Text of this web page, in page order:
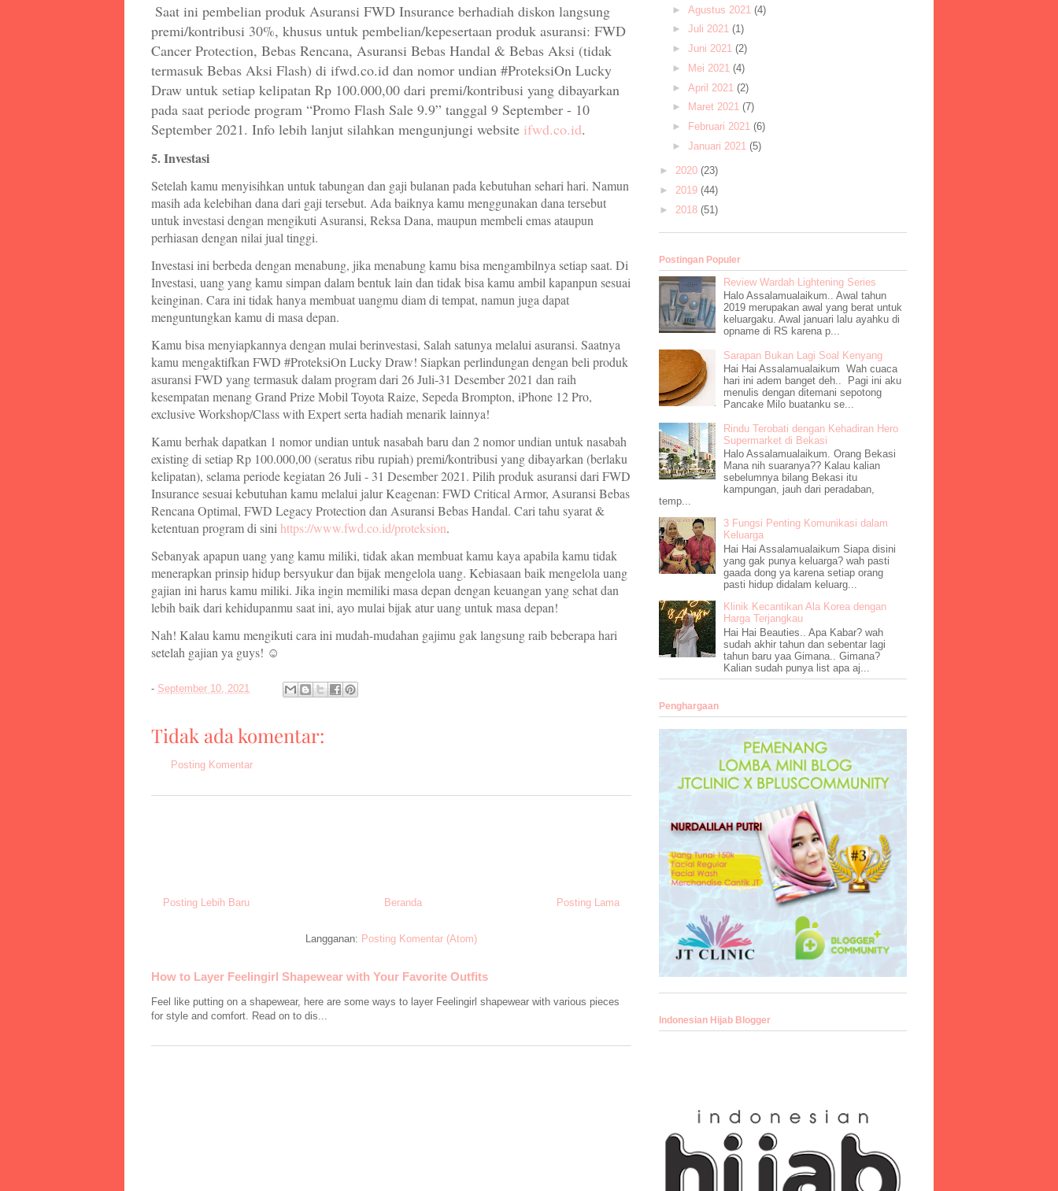
Saat ini pembelian produk Asuransi FWD Insurance berhadiah diskon langsung
premi/kontribusi 30%, khusus untuk pembelian/kepesertaan produk asuransi: FWD
Cancer Protection, Bebas Rencana, Asuransi Bebas Handal & Bebas Aksi (tidak
termasuk Bebas Aksi Flash) di ifwd.co.id dan nomor undian #ProteksiOn Lucky
Draw untuk setiap kelipatan Rp 100.000,00 dari premi/kontribusi yang dibayarkan
pada saat periode program “Promo Flash Sale 9.9” tanggal 9 September - 10
September 2021. Info lebih lanjut silahkan mengunjungi website ifwd.co.id.
5. Investasi
Setelah kamu menyisihkan untuk tabungan dan gaji bulanan pada kebutuhan sehari hari. Namun
masih ada kelebihan dana dari gaji tersebut. Ada baiknya kamu menggunakan dana tersebut
untuk investasi dengan mengikuti Asuransi, Reksa Dana, maupun membeli emas ataupun
perhiasan dengan nilai jual tinggi.
Investasi ini berbeda dengan menabung, jika menabung kamu bisa mengambilnya setiap saat. Di
Investasi, uang yang kamu simpan dalam bentuk lain dan tidak bisa kamu ambil kapanpun sesuai
keinginan. Cara ini tidak hanya membuat uangmu diam di tempat, namun juga dapat
menguntungkan kamu di masa depan.
Kamu bisa menyiapkannya dengan mulai berinvestasi, Salah satunya melalui asuransi. Saatnya
kamu mengaktifkan FWD #ProteksiOn Lucky Draw! Siapkan perlindungan dengan beli produk
asuransi FWD yang termasuk dalam program dari 26 Juli-31 Desember 2021 dan raih
kesempatan menang Grand Prize Mobil Toyota Raize, Sepeda Brompton, iPhone 12 Pro,
exclusive Workshop/Class with Expert serta hadiah menarik lainnya!
Kamu berhak dapatkan 1 nomor undian untuk nasabah baru dan 2 nomor undian untuk nasabah
existing di setiap Rp 100.000,00 (seratus ribu rupiah) premi/kontribusi yang dibayarkan (berlaku
kelipatan), selama periode kegiatan 26 Juli - 31 Desember 2021. Pilih produk asuransi dari FWD
Insurance sesuai kebutuhan kamu melalui jalur Keagenan: FWD Critical Armor, Asuransi Bebas
Rencana Optimal, FWD Legacy Protection dan Asuransi Bebas Handal. Cari tahu syarat &
ketentuan program di sini https://www.fwd.co.id/proteksion.
Sebanyak apapun uang yang kamu miliki, tidak akan membuat kamu kaya apabila kamu tidak
menerapkan prinsip hidup bersyukur dan bijak mengelola uang. Kebiasaan baik mengelola uang
gajian ini harus kamu miliki. Jika ingin memiliki masa depan dengan keuangan yang sehat dan
lebih baik dari kehidupanmu saat ini, ayo mulai bijak atur uang untuk masa depan!
Nah! Kalau kamu mengikuti cara ini mudah-mudahan gajimu gak langsung raib beberapa hari
setelah gajian ya guys! ☺
- September 10, 2021
Tidak ada komentar:
Posting Komentar
Posting Lebih Baru Posting Lama
Beranda
Langganan: Posting Komentar (Atom)
How to Layer Feelingirl Shapewear with Your Favorite Outfits
Feel like putting on a shapewear, here are some ways to layer Feelingirl shapewear with various pieces
for style and comfort. Read on to dis...
► Agustus 2021 (4)
► Juli 2021 (1)
► Juni 2021 (2)
►
Mei 2021 (4)
► April 2021 (2)
►
Maret 2021 (7)
►
Februari 2021 (6)
► Januari 2021 (5)
► 2020 (23)
► 2019 (44)
► 2018 (51)
Postingan Populer
Review Wardah Lightening Series
Halo Assalamualaikum.. Awal tahun
2019 merupakan awal yang berat untuk
keluargaku. Awal januari lalu ayahku di
opname di RS karena p...
Sarapan Bukan Lagi Soal Kenyang
Hai Hai Assalamualaikum Wah cuaca
hari ini adem banget deh.. Pagi ini aku
menulis dengan ditemani sepotong
Pancake Milo buatanku se...
Rindu Terobati dengan Kehadiran Hero
Supermarket di Bekasi
Halo Assalamualaikum. Orang Bekasi
Mana nih suaranya?? Kalau kalian
sebelumnya bilang Bekasi itu
kampungan, jauh dari peradaban,
temp...
3 Fungsi Penting Komunikasi dalam
Keluarga
Hai Hai Assalamualaikum Siapa disini
yang gak punya keluarga? wah pasti
gaada dong ya karena setiap orang
pasti hidup didalam keluarg...
Klinik Kecantikan Ala Korea dengan
Harga Terjangkau
Hai Hai Beauties.. Apa Kabar? wah
sudah akhir tahun dan sebentar lagi
tahun baru yaa Gimana.. Gimana?
Kalian sudah punya list apa aj...
Penghargaan
Indonesian Hijab Blogger